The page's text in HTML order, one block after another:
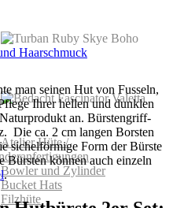
Haarschmuck
Atelier Hüte /
Bowler und Zylinder
Bucket Hats
Filzhüte
man seinen Hut von Fusseln,
Ihrer hellen und dunklen
an. Bürstengriff-
Die ca. 2 cm langen Borsten
sichelförmige Form der Bürste
Bürsten können auch einzeln
.